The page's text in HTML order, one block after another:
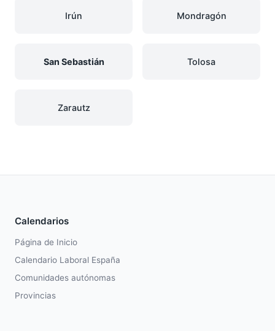
Irún Mondragón
San Sebastián Tolosa
Zarautz
Calendarios
Página de Inicio
Calendario Laboral España
Comunidades autónomas
Provincias